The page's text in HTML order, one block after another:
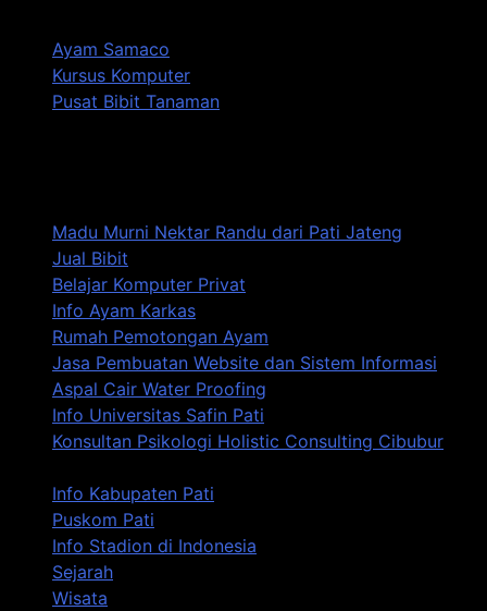
Ayam Samaco
Kursus Komputer
Pusat Bibit Tanaman
Madu Murni Nektar Randu dari Pati Jateng
Jual Bibit
Belajar Komputer Privat
Info Ayam Karkas
Rumah Pemotongan Ayam
Jasa Pembuatan Website dan Sistem Informasi
Aspal Cair Water Proofing
Info Universitas Safin Pati
Konsultan Psikologi Holistic Consulting Cibubur
Info Kabupaten Pati
Puskom Pati
Info Stadion di Indonesia
Sejarah
Wisata